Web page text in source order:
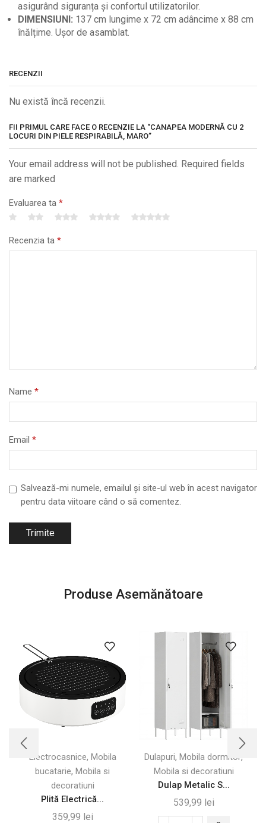
asigurând siguranța și confortul utilizatorilor.
DIMENSIUNI: 137 cm lungime x 72 cm adâncime x 88 cm
înălțime. Ușor de asamblat.
RECENZII
Nu există încă recenzii.
FII PRIMUL CARE FACE O RECENZIE LA “CANAPEA MODERNĂ CU 2
LOCURI DIN PIELE RESPIRABILĂ, MARO”
Your email address will not be published. Required fields
are marked
Evaluarea ta *
Recenzia ta *
Name *
Email *
Salvează-mi numele, emailul și site-ul web în acest navigator
pentru data viitoare când o să comentez.
Produse Asemănătoare
Electrocasnice, Mobila
bucatarie, Mobila si
decoratiuni
Plită Electrică...
359,99 lei
Dulapuri, Mobila dormitor,
Mobila si decoratiuni
Dulap Metalic S...
539,99 lei